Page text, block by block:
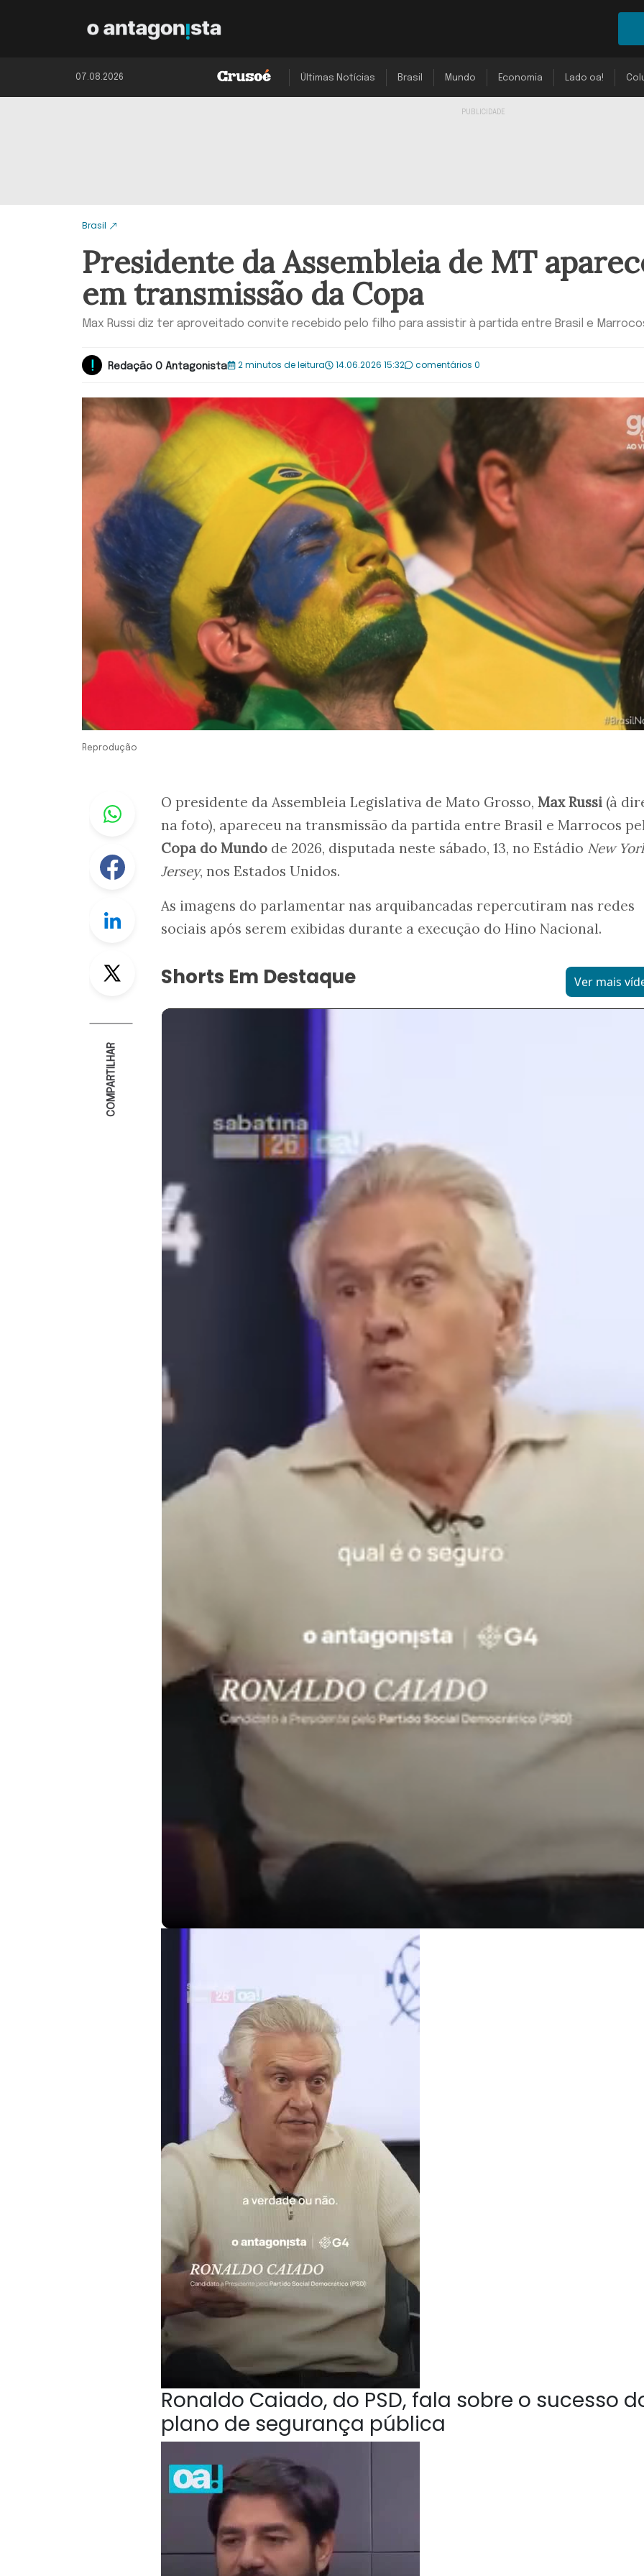
07.08.2026 Últimas Notícias Brasil Mundo Economia Lado oa!
Brasil
Presidente da Assembleia de MT
em transmissão da Copa
Max Russi diz ter aproveitado convite recebido pelo filho para assistir à partida entre Brasil e
Redação O Antagonista 2 minutos de leitura 14.06.2026 15:32 comentários 0
Reprodução
Whastapp
Facebook
Linkedin
COMPARTILHAR
O presidente da Assembleia Legislativa de Mato Grosso, Max Russi (à
na foto), apareceu na transmissão da partida entre Brasil e Marrocos
Copa do Mundo de 2026, disputada neste sábado, 13, no Estádio New
Jersey, nos Estados Unidos.
As imagens do parlamentar nas arquibancadas repercutiram nas redes
sociais após serem exibidas durante a execução do Hino Nacional.
Shorts Em Destaque Ver mais
Ronaldo Caiado, do PSD, fala sobre o sucesso
plano de segurança pública